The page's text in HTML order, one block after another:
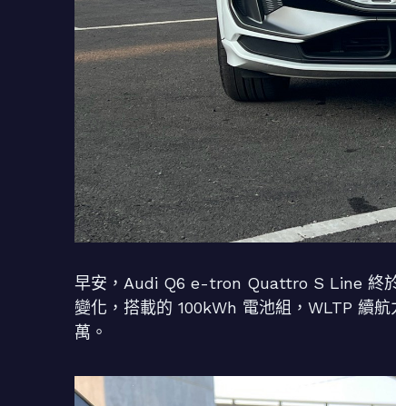
早安，Audi Q6 e-tron Quattro S Line 終
變化，搭載的 100kWh 電池組，WLTP 續
萬。